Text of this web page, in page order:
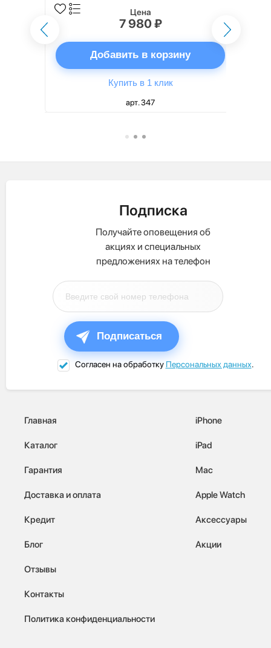
Цена
7 980 ₽
Добавить в корзину
Купить в 1 клик
арт. 347
Подписка
Получайте оповещения об
акциях и специальных
предложениях на телефон
Подписаться
Согласен на обработку Персональных данных.
Главная
Каталог
Гарантия
Доставка и оплата
Кредит
Блог
Отзывы
Контакты
Политика конфиденциальности
iPhone
iPad
Mac
Apple Watch
Аксессуары
Акции